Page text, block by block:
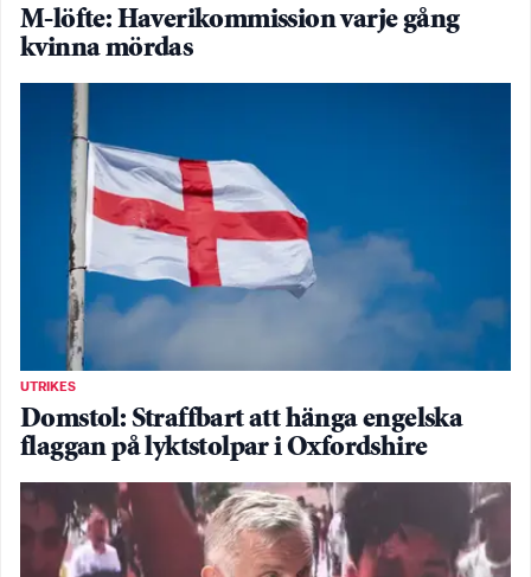
M-löfte: Haverikommission varje gång
kvinna mördas
UTRIKES
Domstol: Straffbart att hänga engelska
flaggan på lyktstolpar i Oxfordshire